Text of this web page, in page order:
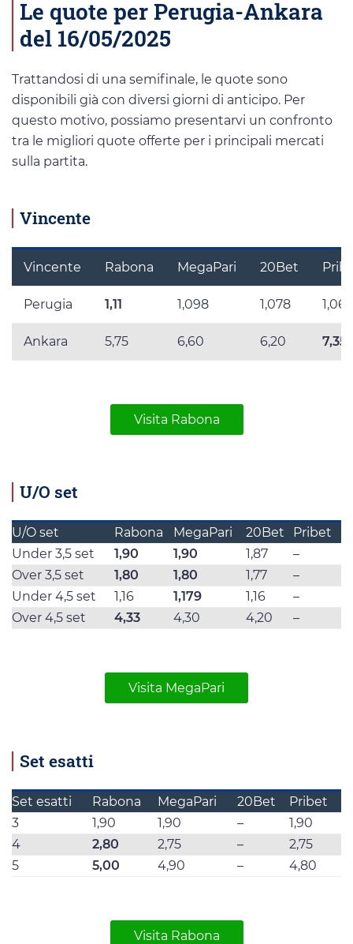
Le quote per Perugia-Ankara
del 16/05/2025
Trattandosi di una semifinale, le quote sono
disponibili già con diversi giorni di anticipo. Per
questo motivo, possiamo presentarvi un confronto
tra le migliori quote offerte per i principali mercati
sulla partita.
Vincente
Vincente Rabona MegaPari 20Bet
Perugia 1,11 1,098 1,078 1,06
Ankara 5,75 6,60 6,20 7,35
Visita Rabona
U/O set
U/O set Rabona MegaPari 20Bet
Pribet
Under 3,5 set
1,90 1,90 1,87
–
Over 3,5 set
1,80 1,80 1,77
–
Under 4,5 set
1,16 1,179 1,16
–
Over 4,5 set
4,33 4,30 4,20 –
Visita MegaPari
Set esatti
Set esatti Rabona MegaPari 20Bet
Pribet
3
1,90 1,90 –
1,90
4
2,80 2,75 –
2,75
5
5,00 4,90 – 4,80
Visita Rabona